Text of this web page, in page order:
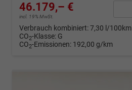
46.179,– €
incl. 19% MwSt.
Verbrauch kombiniert:7,30 l/100km
CO2-Klasse: G
CO2-Emissionen: 192,00 g/km